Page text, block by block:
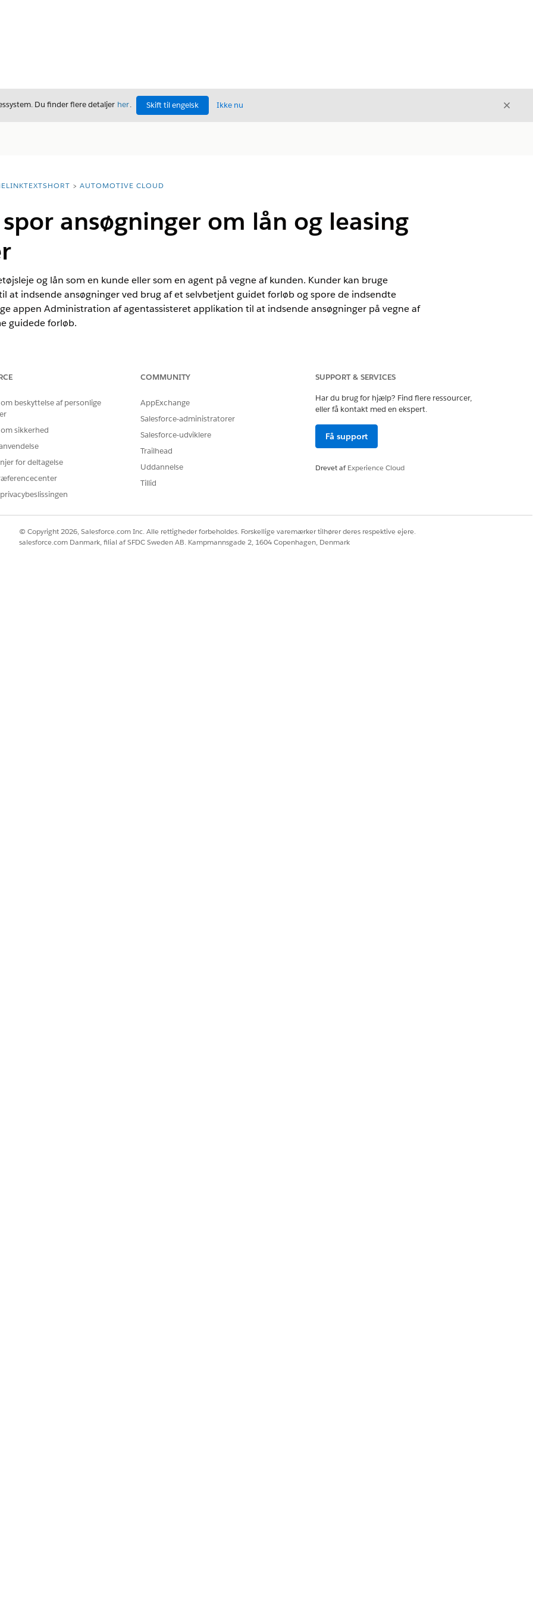
Du finder flere detaljer her. Skift til engelsk Ikke nu Luk
AUTOMOTIVE CLOUD
ansøgninger om lån og leasing
og lån som en kunde eller som en agent på vegne af kunden. Kunder kan bruge
at indsende ansøgninger ved brug af et selvbetjent guidet forløb og spore de indsendte
appen Administration af agentassisteret applikation til at indsende ansøgninger på vegne af
guidede forløb.
og leasing som en ansøger
Cloud-lokaliteten til at indsende ansøgninger om køretøjslån eller leasing. Kunder kan bruge
efter deres egen bekvemmelighed. Et enkelt guidet forløb gør det nemmere for kunder
uploade dokumenter, give samtykke til offentliggørelser og soft credit-checks og spore
efter indsendelse. Kunder kan gennemse produkterne, gennemse vilkårene og
der bedst passer til deres behov.
og leasing som en agent
finansiering eller en bankorganisation kan bruge appen Agentassisteret ansøgningsstyring til at indsende
Agenter kan hurtigt indsamle oplysninger fra kunderne og bruge indtastningsformularen til at
krævede dokumenter. Agenter kan også diskutere de anbefalede tilbud med kunder og redigere
beskyttelse af personlige
sikkerhed
for deltagelse
COMMUNITY
AppExchange
Salesforce-administratorer
Salesforce-udviklere
Trailhead
Uddannelse
Tillid
SUPPORT & SERVICES
Har du brug for hjælp? Find flere ressourcer,
eller få kontakt med en ekspert.
Få support
Drevet afExperience Cloud
© Copyright 2026, Salesforce.com Inc. Alle rettigheder forbeholdes. Forskellige varemærker tilhører deres respektive ejere.
salesforce.com Danmark, filial af SFDC Sweden AB. Kampmannsgade 2, 1604 Copenhagen, Denmark